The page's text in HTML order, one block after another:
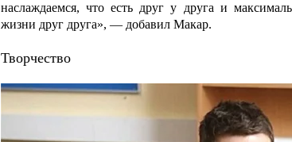
наслаждаемся, что есть друг у друга и
жизни друг друга», — добавил Макар.
Творчество